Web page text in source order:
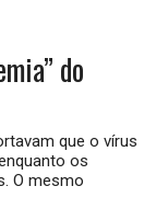
do
que o vírus
os
O mesmo